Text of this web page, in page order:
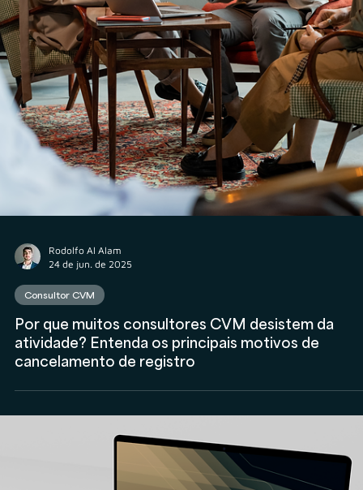
Rodolfo Al Alam
25 de jun. de 2025
Consultor CVM
Veja como a DMF Investimentos construiu a base
da sua Consultoria CVM com o suporte da Veritas